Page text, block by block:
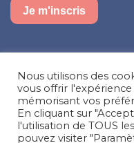
Je m'inscris
Facebook
Instagram
LinkedIn
Besoin d’aide,
Nous utilisons des
vous offrir
mémorisant vos
En cliquant sur
l'utilisation de TOUS
pouvez visiter